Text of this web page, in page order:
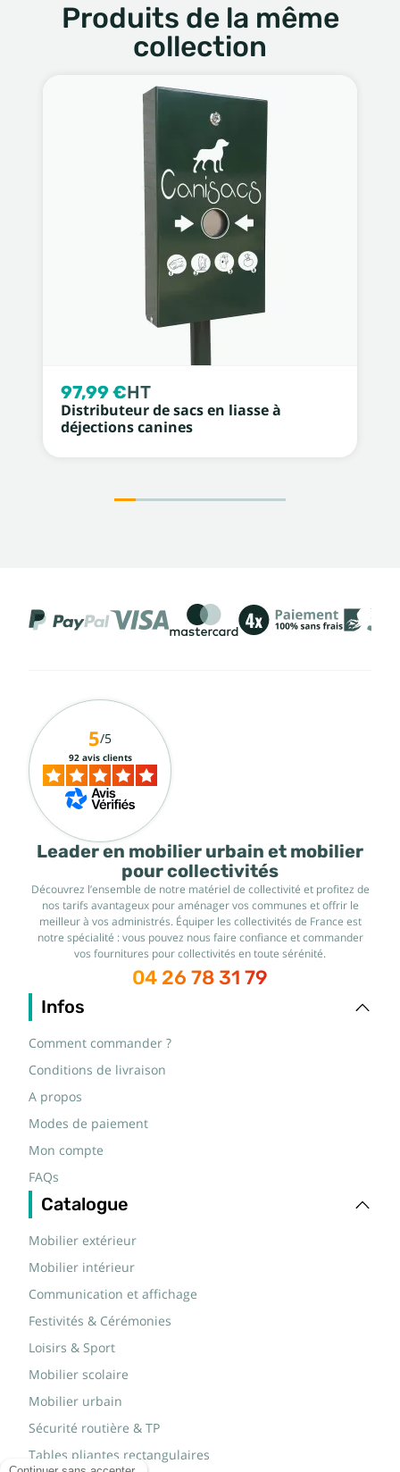
Produits de la même
collection
97,99 €HT
Distributeur de sacs en liasse à
déjections canines
Leader en mobilier urbain et mobilier
pour collectivités
Découvrez l’ensemble de notre matériel de collectivité et profitez de
nos tarifs avantageux pour aménager vos communes et offrir le
meilleur à vos administrés. Équiper les collectivités de France est
notre spécialité : vous pouvez nous faire confiance et commander
vos fournitures pour collectivités en toute sérénité.
04 26 78 31 79
Infos
Comment commander ?
Conditions de livraison
A propos
Modes de paiement
Mon compte
FAQs
Catalogue
Mobilier extérieur
Mobilier intérieur
Communication et affichage
Festivités & Cérémonies
Loisirs & Sport
Mobilier scolaire
Mobilier urbain
Sécurité routière & TP
Tables pliantes rectangulaires
5/5
92 avis clients